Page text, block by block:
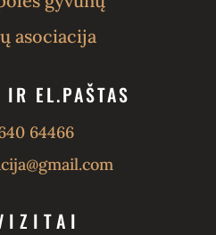
asociacija
IR EL.PAŠTAS
64466